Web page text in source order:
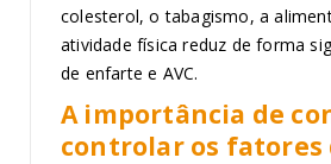
colesterol, o tabagismo, a
atividade física reduz de forma
de enfarte e AVC.
A importância de
controlar os fatores